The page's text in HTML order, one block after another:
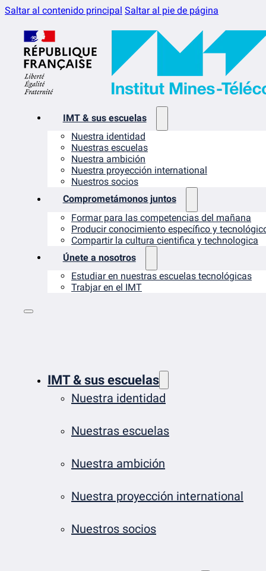
Saltar al contenido principal Saltar al pie de página
IMT & sus escuelas
Nuestra identidad
Nuestras escuelas
Nuestra ambición
Nuestra proyección international
Nuestros socios
Comprometámonos juntos
Formar para las competencias del mañana
Producir conocimiento específico y
Compartir la cultura cientifica y technologica
Únete a nosotros
Estudiar en nuestras escuelas tecnológicas
Trabjar en el IMT
IMT & sus escuelas
Nuestra identidad
Nuestras escuelas
Nuestra ambición
Nuestra proyección international
Nuestros socios